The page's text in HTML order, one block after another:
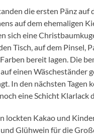
die ersten Pänz auf
auf dem ehemaligen
sich eine
Tisch, auf dem Pinsel,
bereit lagen. Die
einen Wäscheständer
In den nächsten Tagen
eine Schicht Klarlack
lockten Kakao und
Glühwein für die